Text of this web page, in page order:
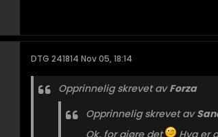
DTG 241814 Nov 05, 18:14
Opprinnelig skrevet avForza
Opprinnelig skrevet av
Ok, for gjøre det
Hva er